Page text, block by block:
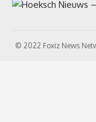
© 2022 Foxiz News